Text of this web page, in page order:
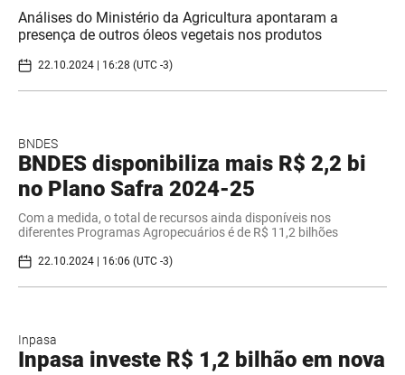
Análises do Ministério da Agricultura apontaram a
presença de outros óleos vegetais nos produtos
22.10.2024 | 16:28 (UTC -3)
BNDES
BNDES disponibiliza mais R$ 2,2 bi
no Plano Safra 2024-25
Com a medida, o total de recursos ainda disponíveis nos
diferentes Programas Agropecuários é de R$ 11,2 bilhões
22.10.2024 | 16:06 (UTC -3)
Inpasa
Inpasa investe R$ 1,2 bilhão em nova